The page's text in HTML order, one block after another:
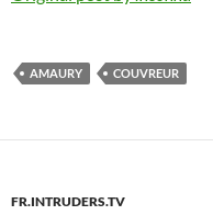
AMAURY COUVREUR
FR.INTRUDERS.TV